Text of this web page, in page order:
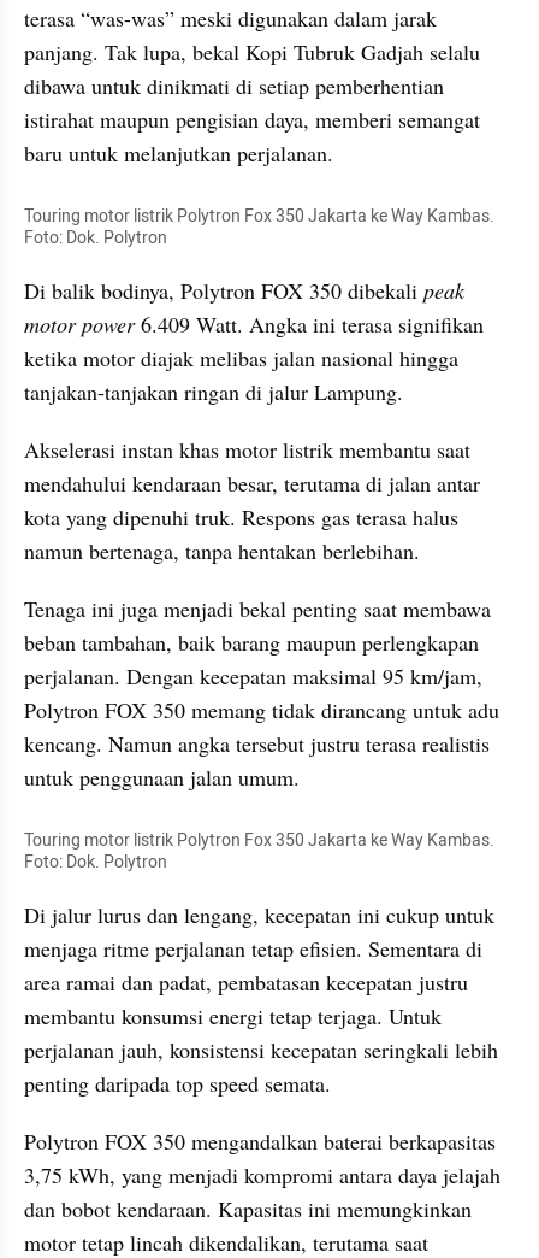
terasa “was-was” meski digunakan dalam jarak
panjang. Tak lupa, bekal Kopi Tubruk Gadjah selalu
dibawa untuk dinikmati di setiap pemberhentian
istirahat maupun pengisian daya, memberi semangat
baru untuk melanjutkan perjalanan.
Touring motor listrik Polytron Fox 350 Jakarta ke Way Kambas.
Foto: Dok. Polytron
Di balik bodinya, Polytron FOX 350 dibekali peak
motor power 6.409 Watt. Angka ini terasa signifikan
ketika motor diajak melibas jalan nasional hingga
tanjakan-tanjakan ringan di jalur Lampung.
Akselerasi instan khas motor listrik membantu saat
mendahului kendaraan besar, terutama di jalan antar
kota yang dipenuhi truk. Respons gas terasa halus
namun bertenaga, tanpa hentakan berlebihan.
Tenaga ini juga menjadi bekal penting saat membawa
beban tambahan, baik barang maupun perlengkapan
perjalanan. Dengan kecepatan maksimal 95 km/jam,
Polytron FOX 350 memang tidak dirancang untuk adu
kencang. Namun angka tersebut justru terasa realistis
untuk penggunaan jalan umum.
Touring motor listrik Polytron Fox 350 Jakarta ke Way Kambas.
Foto: Dok. Polytron
Di jalur lurus dan lengang, kecepatan ini cukup untuk
menjaga ritme perjalanan tetap efisien. Sementara di
area ramai dan padat, pembatasan kecepatan justru
membantu konsumsi energi tetap terjaga. Untuk
perjalanan jauh, konsistensi kecepatan seringkali lebih
penting daripada top speed semata.
Polytron FOX 350 mengandalkan baterai berkapasitas
3,75 kWh, yang menjadi kompromi antara daya jelajah
dan bobot kendaraan. Kapasitas ini memungkinkan
motor tetap lincah dikendalikan, terutama saat